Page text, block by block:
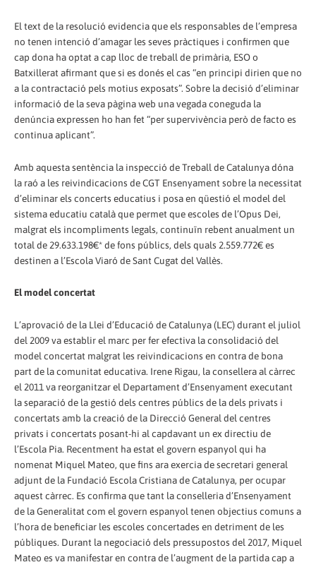
El text de la resolució evidencia que els responsables de l’empresa
no tenen intenció d’amagar les seves pràctiques i confirmen que
cap dona ha optat a cap lloc de treball de primària, ESO o
Batxillerat afirmant que si es donés el cas “en principi dirien que no
a la contractació pels motius exposats”. Sobre la decisió d’eliminar
informació de la seva pàgina web una vegada coneguda la
denúncia expressen ho han fet “per supervivència però de facto es
continua aplicant”.
Amb aquesta sentència la inspecció de Treball de Catalunya dóna
la raó a les reivindicacions de CGT Ensenyament sobre la necessitat
d’eliminar els concerts educatius i posa en qüestió el model del
sistema educatiu català que permet que escoles de l’Opus Dei,
malgrat els incompliments legals, continuïn rebent anualment un
total de 29.633.198€* de fons públics, dels quals 2.559.772€ es
destinen a l’Escola Viaró de Sant Cugat del Vallès.
El model concertat
L’aprovació de la Llei d’Educació de Catalunya (LEC) durant el juliol
del 2009 va establir el marc per fer efectiva la consolidació del
model concertat malgrat les reivindicacions en contra de bona
part de la comunitat educativa. Irene Rigau, la consellera al càrrec
el 2011 va reorganitzar el Departament d’Ensenyament executant
la separació de la gestió dels centres públics de la dels privats i
concertats amb la creació de la Direcció General del centres
privats i concertats posant-hi al capdavant un ex directiu de
l’Escola Pia. Recentment ha estat el govern espanyol qui ha
nomenat Miquel Mateo, que fins ara exercia de secretari general
adjunt de la Fundació Escola Cristiana de Catalunya, per ocupar
aquest càrrec. Es confirma que tant la conselleria d’Ensenyament
de la Generalitat com el govern espanyol tenen objectius comuns a
l’hora de beneficiar les escoles concertades en detriment de les
públiques. Durant la negociació dels pressupostos del 2017, Miquel
Mateo es va manifestar en contra de l’augment de la partida cap a